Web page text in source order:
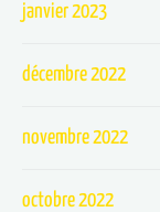
janvier 2023
décembre 2022
novembre 2022
octobre 2022